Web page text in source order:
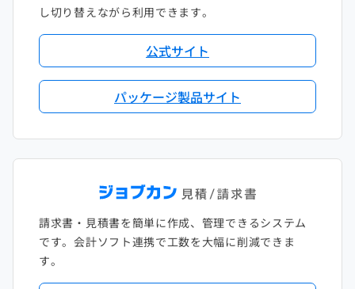
し切り替えながら利用できます。
公式サイト
パッケージ製品サイト
請求書・見積書を簡単に作成、管理できるシステム
です。会計ソフト連携で工数を大幅に削減できま
す。